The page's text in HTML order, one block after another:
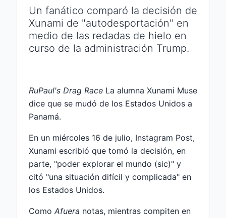
Un fanático comparó la decisión de
Xunami de "autodesportación" en
medio de las redadas de hielo en
curso de la administración Trump.
RuPaul's Drag Race La alumna Xunami Muse
dice que se mudó de los Estados Unidos a
Panamá.
En un miércoles 16 de julio, Instagram Post,
Xunami escribió que tomó la decisión, en
parte, "poder explorar el mundo (sic)" y
citó "una situación difícil y complicada" en
los Estados Unidos.
Como Afuera notas, mientras compiten en